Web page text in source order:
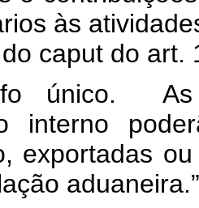
às
caput do art.
único. As
interno
exportadas